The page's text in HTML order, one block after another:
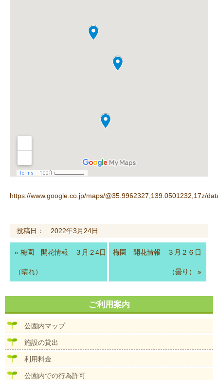
https://www.google.co.jp/maps/@35.9962327,139.0501232,17z/
投稿日： 2022年3月24日
« 梅園 開花情報 ３月２4日
（晴れ）
梅園 開花情報 ３月２６日
（曇り） »
ご利用案内
公園内マップ
施設の貸出
利用料金
公園内での行為許可